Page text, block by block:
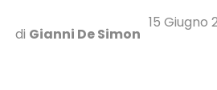
di Gianni De Simon
15 Giugno